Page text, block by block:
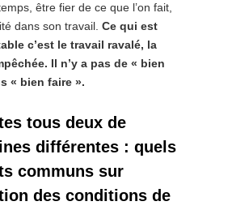
être fier de ce que l’on fait,
dans son travail. Ce qui est
c’est le travail ravalé, la
Il n’y a pas de « bien
« bien faire ».
tous deux de
différentes : quels
communs sur
des conditions de